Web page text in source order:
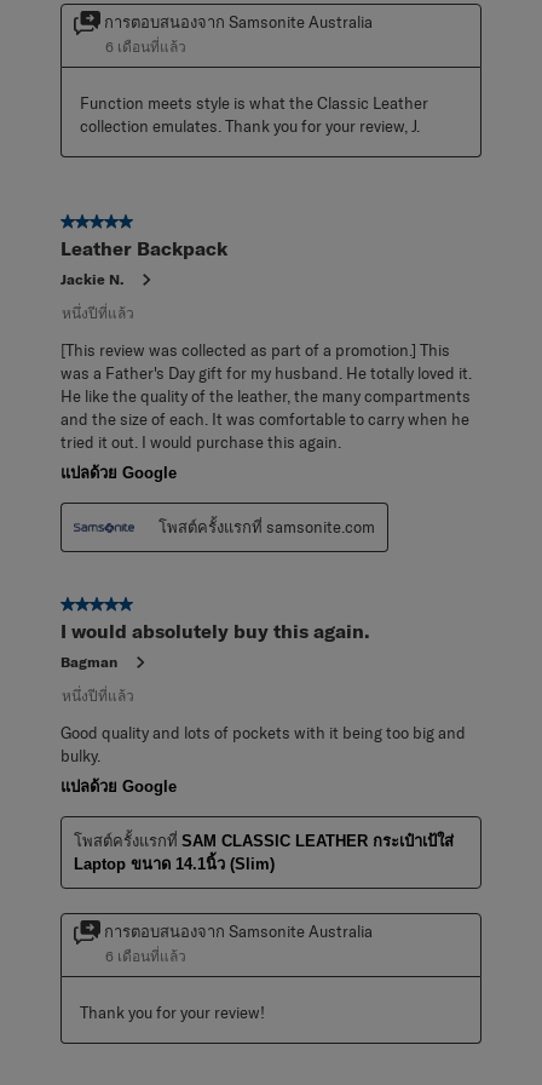
การตอบสนองจาก Samsonite Australia
6 เดือนที่แล้ว
Function meets style is what the Classic Leather
collection emulates. Thank you for your review, J.
5 จาก 5 ดาว
Leather Backpack
Jackie N.
หนึ่งปีที่แล้ว
[This review was collected as part of a promotion.] This
was a Father's Day gift for my husband. He totally loved it.
He like the quality of the leather, the many compartments
and the size of each. It was comfortable to carry when he
tried it out. I would purchase this again.
แปลด้วย Google
โพสต์ครั้งแรกที่ samsonite.com
5 จาก 5 ดาว
I would absolutely buy this again.
Bagman
หนึ่งปีที่แล้ว
Good quality and lots of pockets with it being too big and
bulky.
แปลด้วย Google
โพสต์ครั้งแรกที่ SAM CLASSIC LEATHER กระเป๋าเป้ใส่
Laptop ขนาด 14.1นิ้ว (slim)
การตอบสนองจาก Samsonite Australia
6 เดือนที่แล้ว
Thank you for your review!